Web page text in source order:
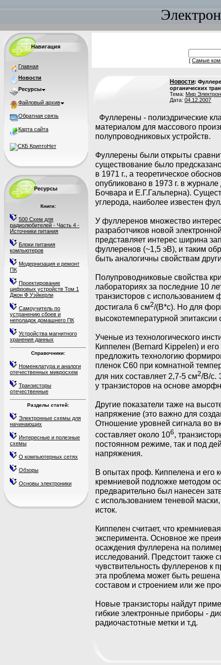
Навигация
Главная
Новости
Ресурсы
Файловый архив
Обратная связь
Карта сайта
Ресурсы
Книги:
500 Схем для
радиолюбителей - Часть 4 -
Источники питания
Блоки питания
компьютеров
Модернизация и ремонт
ПК
Проектирование
цифровых устройств Том 1
Джон Ф Уэйкерли
Самоучитель по
устранению сбоев и
неполадок домашнего ПК
Устройства магнитного
хранения данных
Справочники:
Номенклатура и аналоги
отечественных микросхем
Транзисторы
отечественные
Разделы статей:
Электронные схемы для
начинающих
Интересные и полезные
схемы
О компьютерных сетях
Обзоры
Основы электроники
[ Самые
Новости:
органических
Тема: Мир
Дата: 04.12.2007
Фуллерены - полиэдрические
материалом для массового
полупроводниковых устройств.
Фуллерены были открыты
существование было
в 1971 г., а теоретическое
опубликовано в 1973 г. в
Бочвара и Е.Г.Гальперна).
углерода, наиболее известен
У фуллеренов множество
разработчиков новой
представляет интерес ширина
фуллеренов (~1,5 эВ), и таким
быть аналогичны свойствам
Полупроводниковые свойства
лабораториях за последние 10
транзисторов с использованием
достигала 6 см2/(В*с). Но для
высокотемпературной эпитаксии
Ученые из технологического
Киппелен (Bernard Kippelen) и его
предложить технологию
пленок С60 при комнатной
для них составляет 2,7-5 см2/В/с.
у транзисторов на основе
Другие показатели таже на
напряжение (это важно для
Отношение уровней сигнала во
составляет около 106,
постоянном режиме, так и под
напряжения.
В опытах проф. Киппелена и его
кремниевой подложке методом
предварительно был нанесен
с использованием теневой
исток.
Киппелен считает, что
эксперимента. Основное же
осаждения фуллерена на
исследований. Предстоит также
чувствительность фуллеренов к
эта проблема может быть
составом и строением или же
Новые транзисторы найдут
гибкие электронные приборы -
радиочастотные метки и т.д.